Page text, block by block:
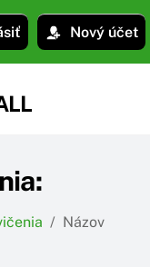
Nový účet
/ Názov